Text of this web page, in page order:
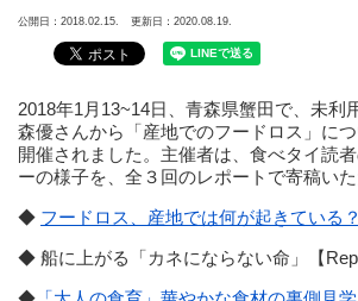
公開日：2018.02.15. 更新日：2020.08.19.
2018年1月13~14日、青森県蟹田で、未利
森優さんから「産地でのフードロス」に
開催されました。主催者は、食べタイ読
ーの様子を、全３回のレポートで寄稿いた
◆ フードロス、産地では何が起きている
◆ 船に上がる「カネにならない命」【